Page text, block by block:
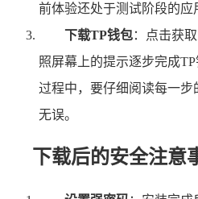
前体验还处于测试阶段的应
下载TP钱包：点击获
照屏幕上的提示逐步完成
过程中，要仔细阅读每一
无误。
下载后的安全注意